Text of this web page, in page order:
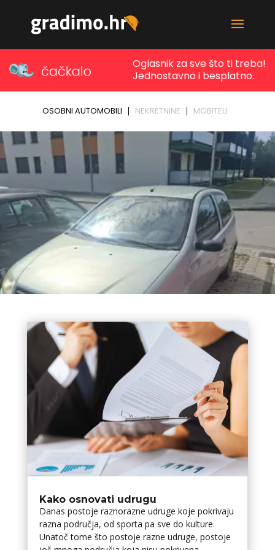
Kako osnovati udrugu
Danas postoje raznorazne udruge koje pokrivaju
razna područja, od sporta pa sve do kulture.
Unatoč tome što postoje razne udruge, postoje